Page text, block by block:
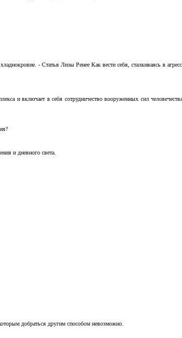
- Статья Лизы Ренее Как вести себя, сталкиваясь в
и включает в себя сотрудничество вооруженных сил
и дневного света.
добраться другим способом невозможно.